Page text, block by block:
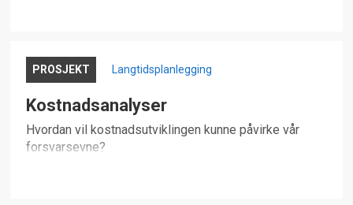
PROSJEKT Langtidsplanlegging
Kostnadsanalyser
Hvordan vil kostnadsutviklingen kunne påvirke vår
forsvarsevne?